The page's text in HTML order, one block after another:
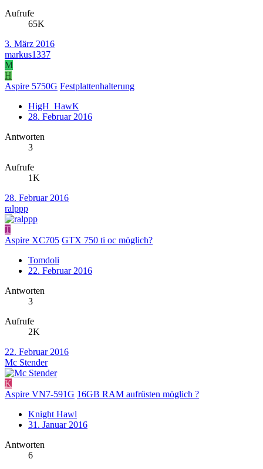
Aufrufe
65K
3. März 2016
markus1337
M
H
Aspire 5750G Festplattenhalterung
HigH_HawK
28. Februar 2016
Antworten
3
Aufrufe
1K
28. Februar 2016
ralppp
T
Aspire XC705 GTX 750 ti oc möglich?
Tomdoli
22. Februar 2016
Antworten
3
Aufrufe
2K
22. Februar 2016
Mc Stender
K
Aspire VN7-591G 16GB RAM aufrüsten möglich ?
Knight Hawl
31. Januar 2016
Antworten
6